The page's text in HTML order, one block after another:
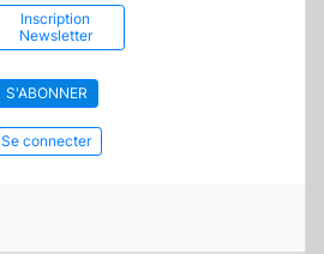
Inscription
Newsletter
S'ABONNER
Se connecter